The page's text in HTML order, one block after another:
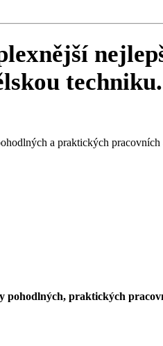
techniku.
a praktických pracovních
praktických